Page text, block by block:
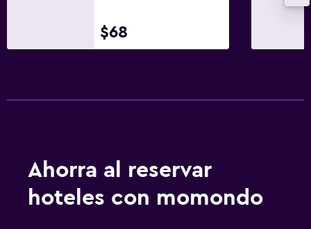
$68
Ahorra al reservar
hoteles con momondo